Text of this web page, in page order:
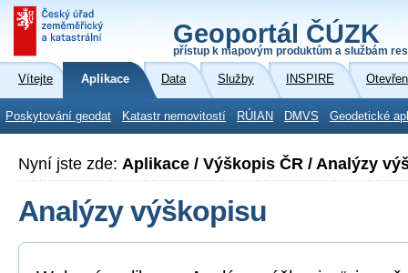
Geoportál ČÚZK
přístup k mapovým produktům a službám
Vítejte Aplikace Data Služby INSPIRE
Poskytování geodat Katastr nemovitostí RÚIAN DMVS Geodetické
Nyní jste zde: Aplikace / Výškopis ČR / Analýzy
Analýzy výškopisu